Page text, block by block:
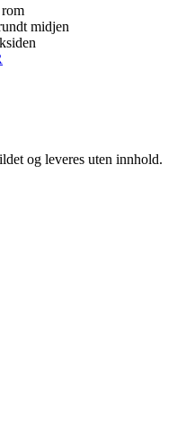
midjen
og leveres uten innhold.